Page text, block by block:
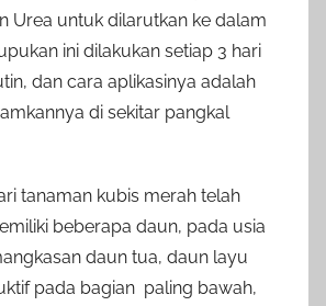
Urea untuk dilarutkan ke dalam
ini dilakukan setiap 3 hari
dan cara aplikasinya adalah
di sekitar pangkal
tanaman kubis merah telah
beberapa daun, pada usia
daun tua, daun layu
pada bagian paling bawah,